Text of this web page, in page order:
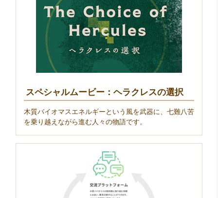
スペシャルムービー：ヘラクレスの選択
木質バイオマスエネルギーという風を武器に、七難八苦
を乗り越えながら進む人々の物語です。